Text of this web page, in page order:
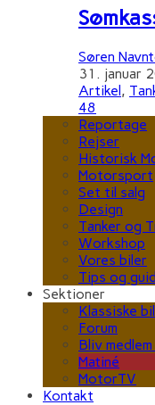
Søren
31. januar
Artikel,
48
Reportage
Rejser
Historisk
Motorsport
Set til salg
Design
Tanker og
Workshop
Vores biler
Tips og
Sektioner
Klassiske
Forum
Bliv
Matiné
MotorTV
Kontakt